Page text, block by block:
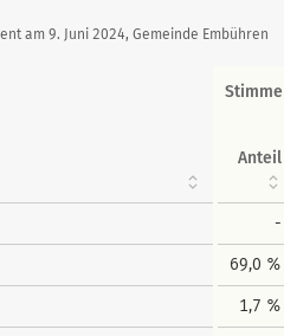
am 9. Juni 2024, Gemeinde Embühren
Anteil
-
69,0 %
1,7 %